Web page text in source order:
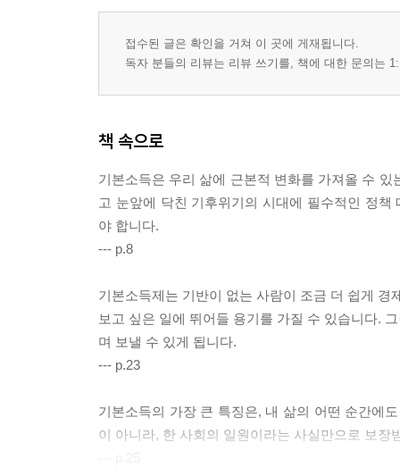
접수된 글은 확인을 거쳐 이 곳에 게재됩니다.
독자 분들의 리뷰는 리뷰 쓰기를, 책에 대한 문의는
책 속으로
기본소득은 우리 삶에 근본적 변화를 가져올 수
고 눈앞에 닥친 기후위기의 시대에 필수적인 정
야 합니다.
--- p.8
기본소득제는 기반이 없는 사람이 조금 더 쉽게
보고 싶은 일에 뛰어들 용기를 가질 수 있습니다.
며 보낼 수 있게 됩니다.
--- p.23
기본소득의 가장 큰 특징은, 내 삶의 어떤 순간에
이 아니라, 한 사회의 일원이라는 사실만으로 보장